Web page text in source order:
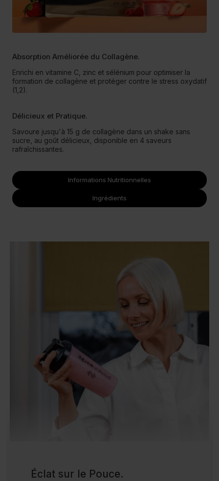
Absorption Améliorée du Collagène.
Enrichi en vitamine C, zinc et sélénium pour optimiser la
formation de collagène et protéger contre le stress oxydatif
(1,2).
Délicieux et Pratique.
Savoure jusqu'à 15 g de collagène dans un shake sans
sucre, au goût délicieux, disponible en 4 saveurs
rafraîchissantes.
Informations Nutritionnelles
Ingrédients
Éclat sur le Pouce.